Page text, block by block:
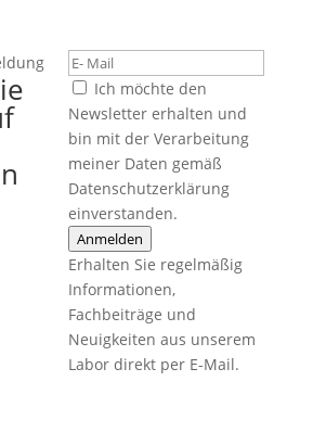
Ich möchte den
Newsletter erhalten und
bin mit der Verarbeitung
meiner Daten gemäß
Datenschutzerklärung
einverstanden.
Anmelden
Erhalten Sie regelmäßig
Informationen,
Fachbeiträge und
Neuigkeiten aus unserem
Labor direkt per E-Mail.